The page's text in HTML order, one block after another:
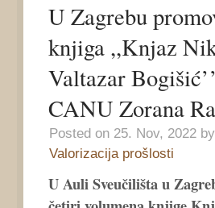
U Zagrebu
knjiga ,,Knjaz
Valtazar
CANU Zorana
Posted on 25. Nov, 2022 by
Valorizacija prošlosti
U Auli Sveučilišta u